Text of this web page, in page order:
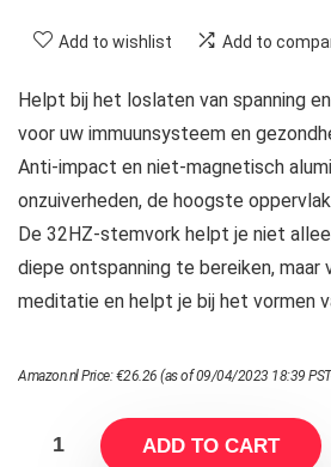
Add to wishlist Add to
Helpt bij het loslaten van spanning
voor uw immuunsysteem en
Anti-impact en niet-magnetisch
onzuiverheden, de hoogste
De 32HZ-stemvork helpt je niet
diepe ontspanning te bereiken,
meditatie en helpt je bij het vormen
Amazon.nl Price:€26.26 (as of 09/04/2023 18:39
ADD TO CART